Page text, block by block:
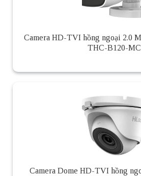
Camera HD-TVI hồng ngoại 2.0
THC-B120-MC
Camera Dome HD-TVI hồng